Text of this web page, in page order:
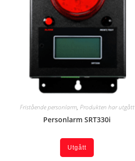
Fristående personlarm, Produkten har utgått
Personlarm SRT330i
Utgått